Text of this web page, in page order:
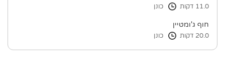
11.0 דקות כונן
חוף ג'ומטיין
20.0 דקות כונן